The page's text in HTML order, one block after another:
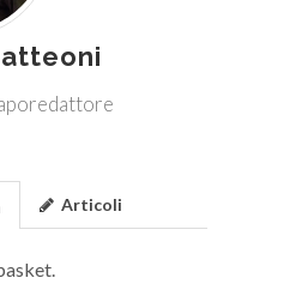
Articoli